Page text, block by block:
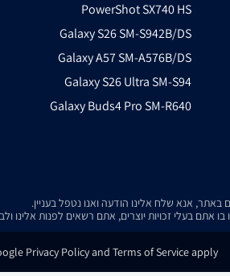
PowerShot SX740 HS
Galaxy S26 SM-S942B/DS
Galaxy A57 SM-A576B/DS
Galaxy S26 Ultra SM-S94
Galaxy Buds4 Pro SM-R640
אתם בעלי זכויות יוצרים, אתם רשאים לפנות אלינו
Privacy Policy and Terms of Service apply